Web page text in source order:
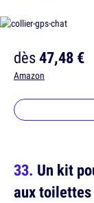
dès47,48 €
Amazon
Un kit
aux toilettes